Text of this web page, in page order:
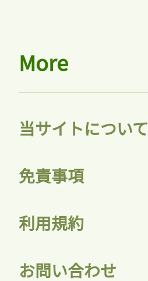
More
当サイトについて
免責事項
利用規約
お問い合わせ